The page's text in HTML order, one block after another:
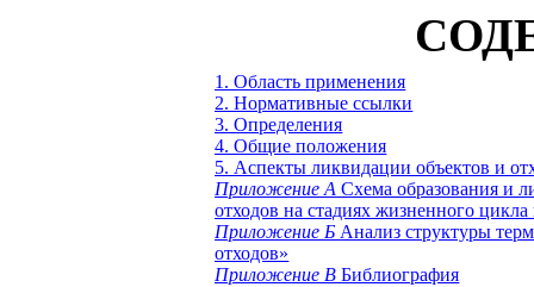
1. Область применения
2. Нормативные ссылки
3. Определения
4. Общие положения
5. Аспекты ликвидации объектов и
Приложение А Схема образования и
отходов на стадиях жизненного
Приложение Б Анализ структуры
отходов»
Приложение В Библиография